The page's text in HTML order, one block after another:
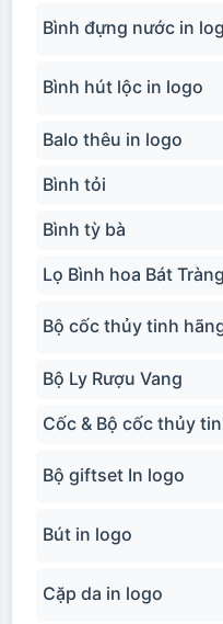
Bình đựng nước in
Bình hút lộc in logo
Balo thêu in logo
Bình tỏi
Bình tỳ bà
Lọ Bình hoa Bát
Bộ cốc thủy tinh
Bộ Ly Rượu Vang
Cốc & Bộ cốc thủy
Bộ giftset In logo
Bút in logo
Cặp da in logo